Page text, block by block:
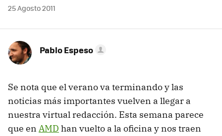
25 Agosto 2011
Pablo Espeso
Se nota que el verano va terminando y las
noticias más importantes vuelven a llegar a
nuestra virtual redacción. Esta semana parece
que en AMD han vuelto a la oficina y nos traen